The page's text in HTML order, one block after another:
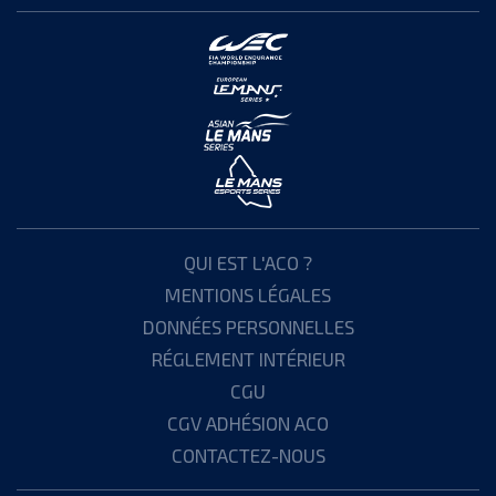
QUI EST L'ACO ?
MENTIONS LÉGALES
DONNÉES PERSONNELLES
RÉGLEMENT INTÉRIEUR
CGU
CGV ADHÉSION ACO
CONTACTEZ-NOUS